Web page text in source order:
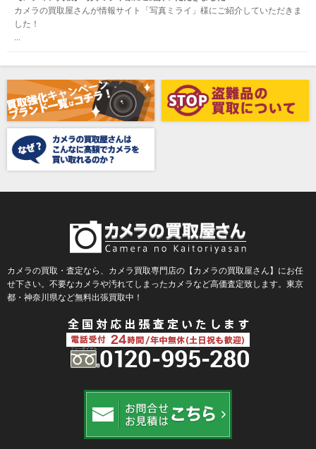
AVENON（アベノン）
Awagami Factory（アワガミファクトリー）
Belkin（ベルキン）
Bencini（ベンチーニ）
BENRO（ベンロ）
BERGEON（ベルジョン）
Blackmagic Design（ブラックマジックデザイン）
BLACKRAPID （ブラックラピッド）
BLaKPIXEL（ブラックピクセル）
Bokkeh（ボケ）
Bolsey（ボルシー）
BRAUN（ブラウン）
BUFFALO（バッファロー）
Cam Caddie（カムキャディ）
カメラの買取屋さんが情報サイト「写真ミライ」様にご紹介していただきま
した！
カメラの買取・査定なら、カメラ買取専門店の【カメラの買取屋さん】にお任
せ下さい。不要なカメラや汚れてしまったカメラなど高価査定致します。東京
都・神奈川県など無料出張買取中！